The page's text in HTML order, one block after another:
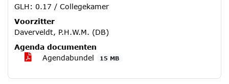
GLH: 0.17 / Collegekamer
Voorzitter
Daverveldt, P.H.W.M. (DB)
Agenda documenten
Agendabundel
15 MB